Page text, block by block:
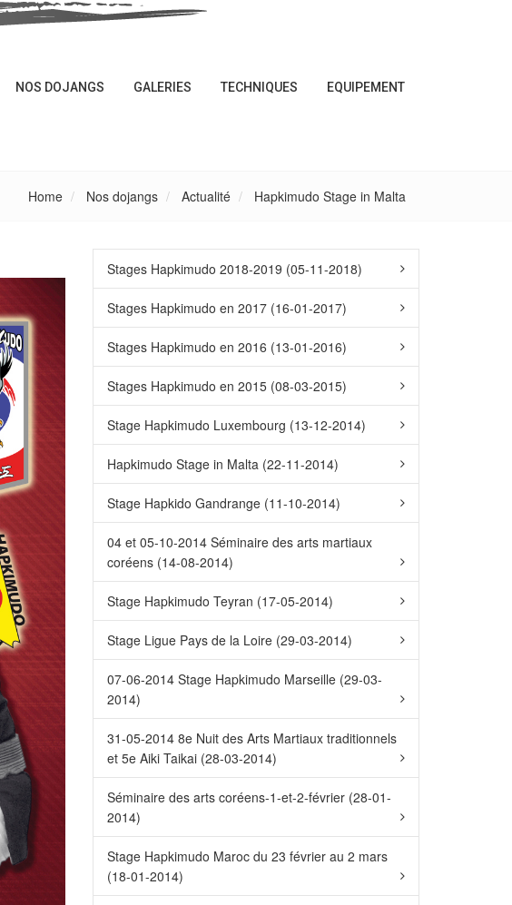
NOS DOJANGS GALERIES TECHNIQUES EQUIPEMENT
Home Nos dojangs Actualité Hapkimudo Stage in Malta
Stages Hapkimudo 2018-2019 (05-11-2018)
Stages Hapkimudo en 2017 (16-01-2017)
Stages Hapkimudo en 2016 (13-01-2016)
Stages Hapkimudo en 2015 (08-03-2015)
Stage Hapkimudo Luxembourg (13-12-2014)
Hapkimudo Stage in Malta (22-11-2014)
Stage Hapkido Gandrange (11-10-2014)
04 et 05-10-2014 Séminaire des arts martiaux
coréens (14-08-2014)
Stage Hapkimudo Teyran (17-05-2014)
Stage Ligue Pays de la Loire (29-03-2014)
07-06-2014 Stage Hapkimudo Marseille (29-03-
2014)
31-05-2014 8e Nuit des Arts Martiaux traditionnels
et 5e Aiki Taikai (28-03-2014)
Séminaire des arts coréens-1-et-2-février (28-01-
2014)
Stage Hapkimudo Maroc du 23 février au 2 mars
(18-01-2014)